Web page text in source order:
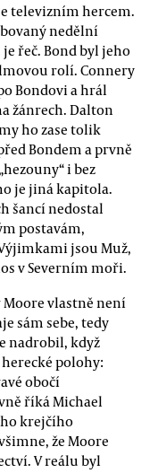
televizním hercem.
nedělní
řeč. Bond byl jeho
rolí. Connery
Bondovi a hrál
žánrech. Dalton
ho zase tolik
Bondem a prvně
i bez
je jiná kapitola.
šancí nedostal
postavám,
jsou Muž,
v Severním moři.
Moore vlastně není
sám sebe, tedy
nadrobil, když
polohy:
obočí
říká Michael
krejčího
že Moore
V reálu byl